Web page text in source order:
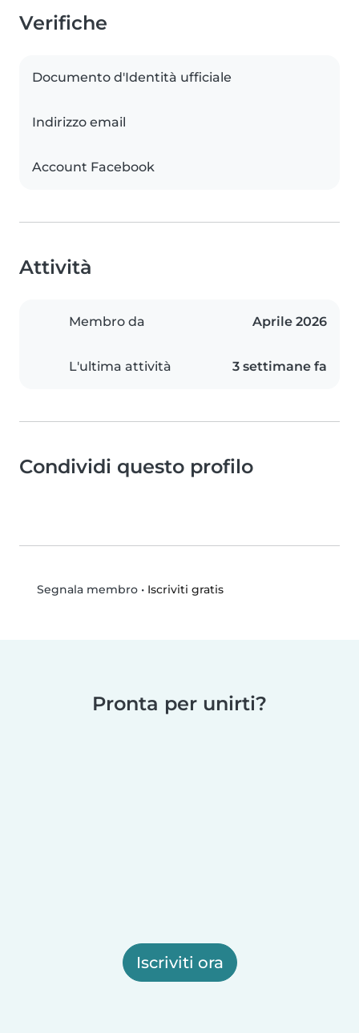
Verifiche
Documento d'Identità ufficiale
Indirizzo email
Account Facebook
Attività
Membro da Aprile 2026
L'ultima attività 3 settimane fa
Condividi questo profilo
Segnala membro• Iscriviti gratis
Pronta per unirti?
Iscriviti ora